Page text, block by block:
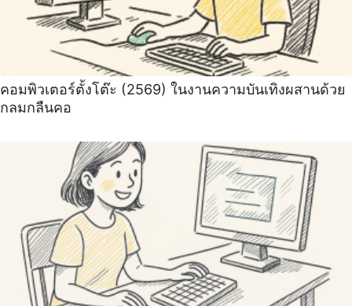
คอมพิวเตอร์ตั้งโต๊ะ (2569) ในงานความบันเทิงผสานด้วย
กลมกลืนคอ